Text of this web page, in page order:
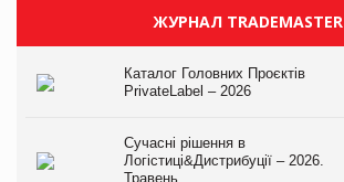
ЖУРНАЛ TRADEMASTER
Каталог Головних Проєктів
PrivateLabel – 2026
Сучасні рішення в
Логістиці&Дистрибуції – 2026.
Травень